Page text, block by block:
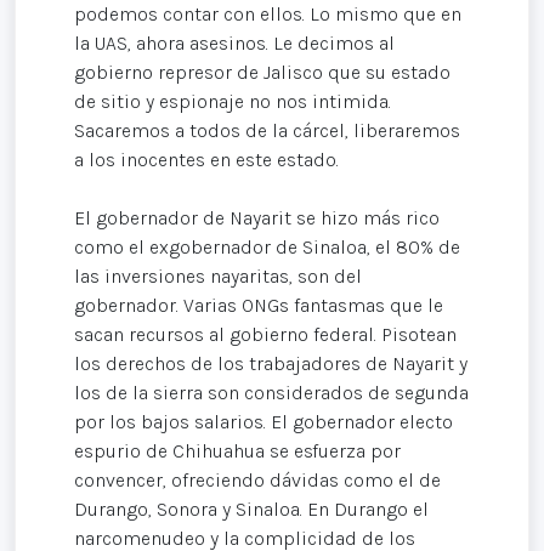
podemos contar con ellos. Lo mismo que en
la UAS, ahora asesinos. Le decimos al
gobierno represor de Jalisco que su estado
de sitio y espionaje no nos intimida.
Sacaremos a todos de la cárcel, liberaremos
a los inocentes en este estado.
El gobernador de Nayarit se hizo más rico
como el exgobernador de Sinaloa, el 80% de
las inversiones nayaritas, son del
gobernador. Varias ONGs fantasmas que le
sacan recursos al gobierno federal. Pisotean
los derechos de los trabajadores de Nayarit y
los de la sierra son considerados de segunda
por los bajos salarios. El gobernador electo
espurio de Chihuahua se esfuerza por
convencer, ofreciendo dávidas como el de
Durango, Sonora y Sinaloa. En Durango el
narcomenudeo y la complicidad de los